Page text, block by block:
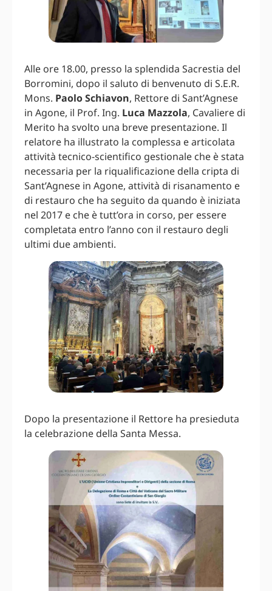
Alle ore 18.00, presso la splendida Sacrestia del
Borromini, dopo il saluto di benvenuto di S.E.R.
Mons. Paolo Schiavon, Rettore di Sant’Agnese
in Agone, il Prof. Ing. Luca Mazzola, Cavaliere di
Merito ha svolto una breve presentazione. Il
relatore ha illustrato la complessa e articolata
attività tecnico-scientifico gestionale che è stata
necessaria per la riqualificazione della cripta di
Sant’Agnese in Agone, attività di risanamento e
di restauro che ha seguito da quando è iniziata
nel 2017 e che è tutt’ora in corso, per essere
completata entro l’anno con il restauro degli
ultimi due ambienti.
Dopo la presentazione il Rettore ha presieduta
la celebrazione della Santa Messa.